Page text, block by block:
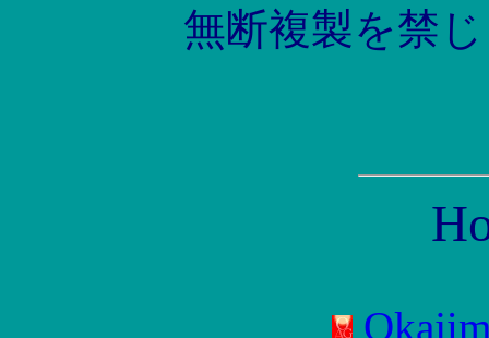
無断複製を禁